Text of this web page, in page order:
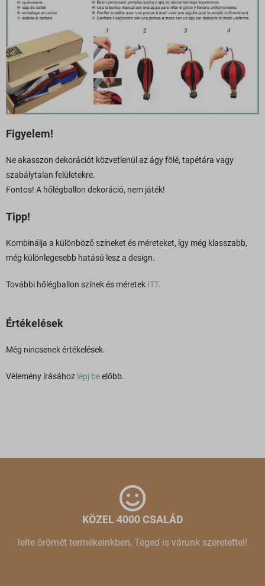
Figyelem!
Ne akasszon dekorációt közvetlenül az ágy fölé, tapétára vagy
szabálytalan felületekre.
Fontos! A hőlégballon dekoráció, nem játék!
Tipp!
Kombinálja a különböző színeket és méreteket, így még klasszabb,
még különlegesebb hatású lesz a design.
További hőlégballon színek és méretek ITT.
Értékelések
Még nincsenek értékelések.
Vélemény írásához lépj beelőbb.
KÖZEL 4000 CSALÁD
lelte örömét termékeinkben, Téged is várunk szeretettel!